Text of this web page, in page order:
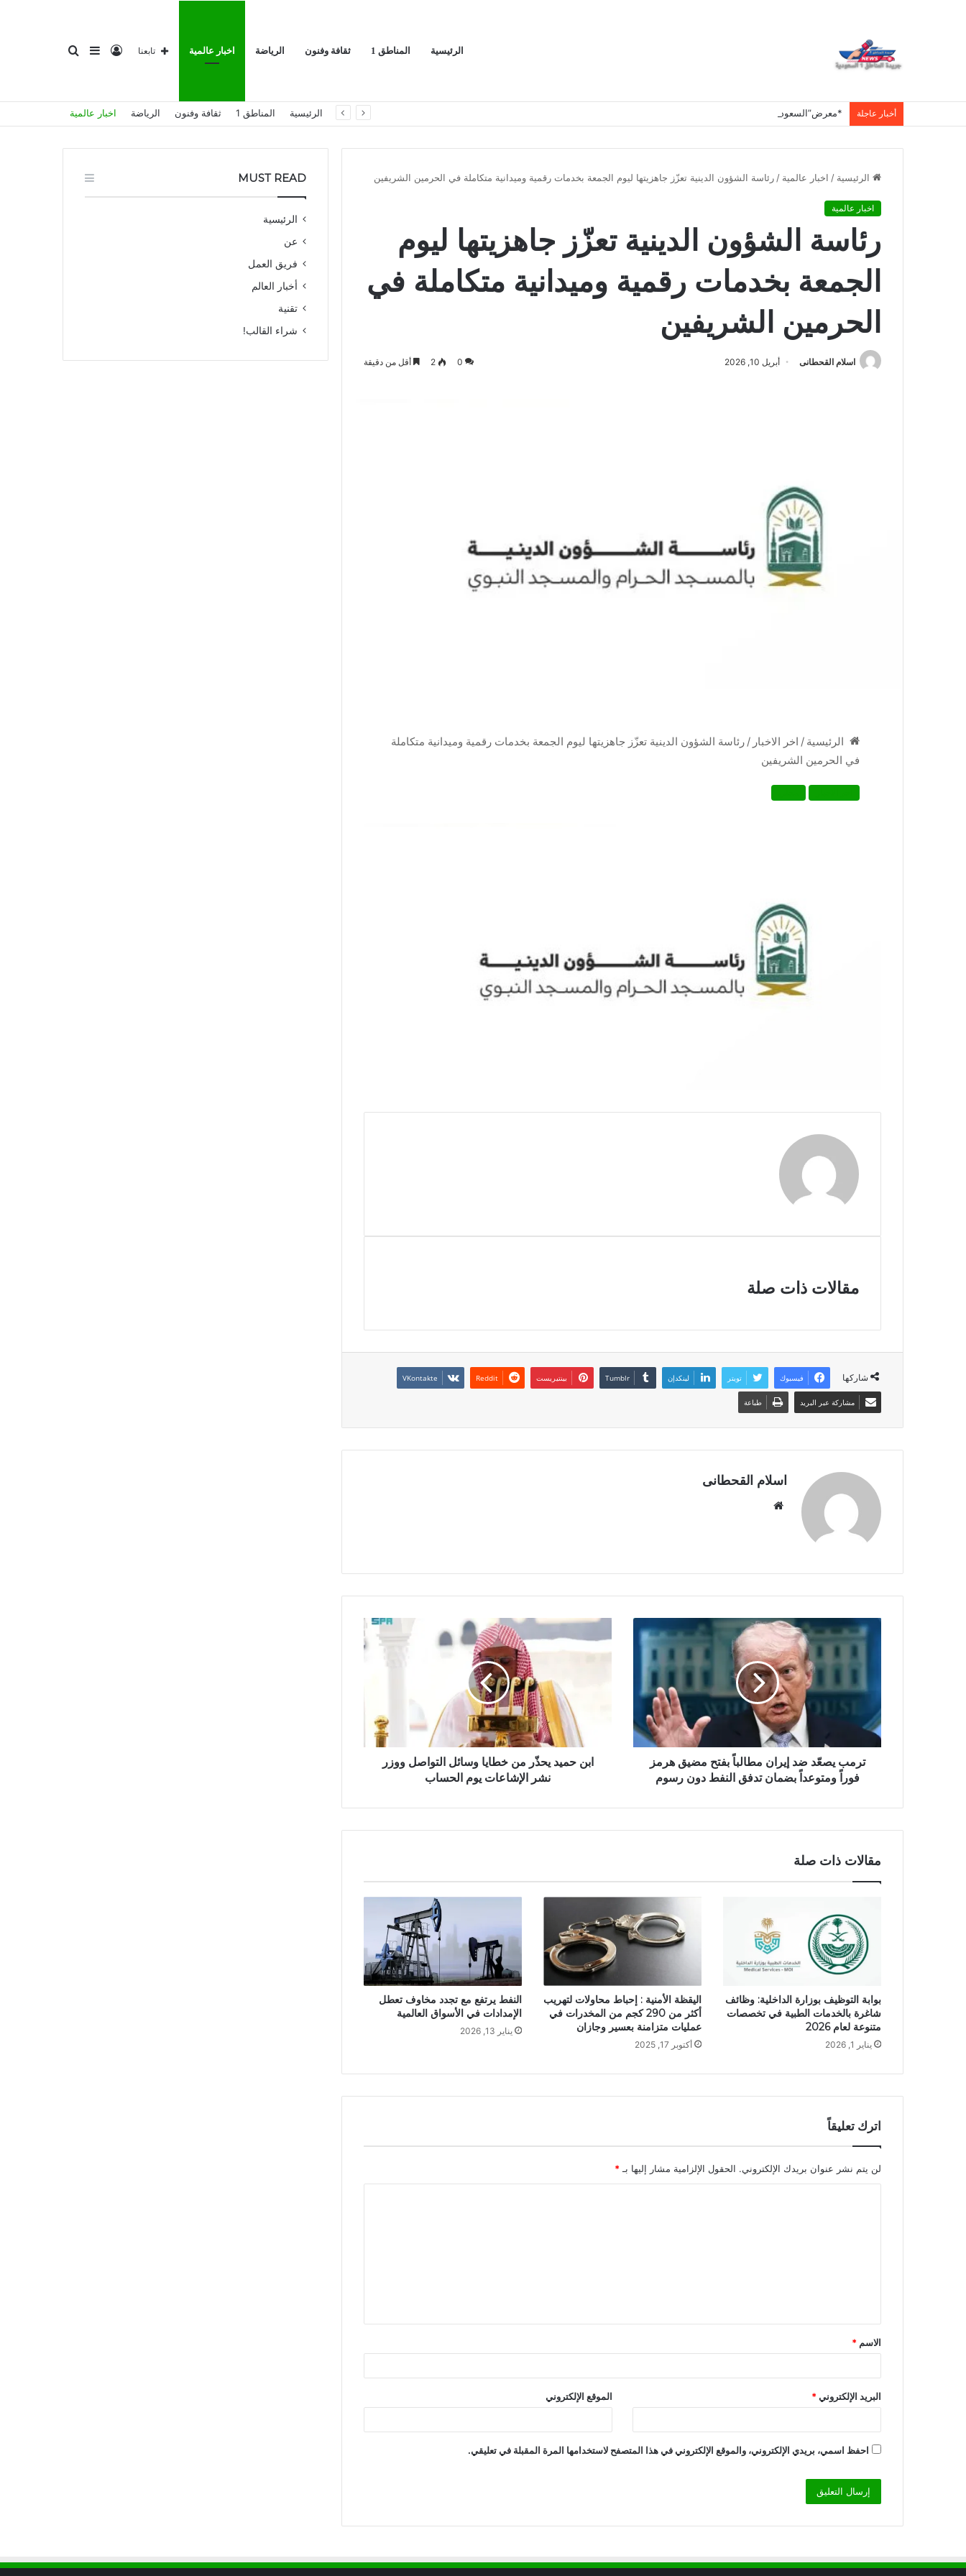
الرئيسية المناطق 1 ثقافة وفنون الرياضة اخبار عالمية
عن
إضافة
عمود
تسجيل
الدخول
تابعنا
أخبار عاجلة الرئيسية المناطق 1 ثقافة وفنون الرياضة اخبار عالمية
الرئيسية / اخبار عالمية / رئاسة الشؤون الدينية تعزّز جاهزيتها ليوم الجمعة بخدمات رقمية وميدانية متكاملة في الحرمين الشريفين
اخبار عالمية
رئاسة الشؤون الدينية تعزّز جاهزيتها ليوم
الجمعة بخدمات رقمية وميدانية متكاملة في
الحرمين الشريفين
اسلام القحطانى أبريل 10, 2026 0
2 أقل من دقيقة
الرئيسية / اخر الاخبار / رئاسة الشؤون الدينية تعزّز جاهزيتها ليوم الجمعة بخدمات رقمية وميدانية متكاملة
في الحرمين الشريفين
مقالات ذات صلة
شاركها فيسبوك تويتر لينكدإن بينتيريست
مشاركة عبر البريد طباعة
اسلام القحطانى
ا
ي
ب
ترمب يصعّد ضد إيران مطالباً بفتح مضيق هرمز
فوراً ومتوعداً بضمان تدفق النفط دون رسوم
ابن حميد يحذّر من خطايا وسائل التواصل ووزر
نشر الإشاعات يوم الحساب
مقالات ذات صلة
بوابة التوظيف بوزارة الداخلية: وظائف
شاغرة بالخدمات الطبية في تخصصات
متنوعة لعام 2026
يناير 1, 2026
اليقظة الأمنية : إحباط محاولات لتهريب
أكثر من 290 كجم من المخدرات في
عمليات متزامنة بعسير وجازان
أكتوبر 17, 2025
النفط يرتفع مع تجدد مخاوف تعطل
الإمدادات في الأسواق العالمية
يناير 13, 2026
اترك تعليقاً
لن يتم نشر عنوان بريدك الإلكتروني. الحقول الإلزامية مشار إليها بـ *
ق
*
الاسم *
البريد الإلكتروني* الموقع الإلكتروني
احفظ اسمي، بريدي الإلكتروني، والموقع الإلكتروني في هذا المتصفح لاستخدامها المرة المقبلة في تعليقي.
MUST READ
الرئيسية
عن
فريق العمل
أخبار العالم
تقنية
شراء القالب!